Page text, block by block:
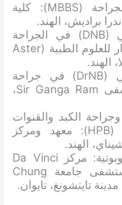
بكالوريوس الطب والجراحة (MBBS): كلية
براديش، الهند.
دبلوم المجلس الوطني (DNB) في الجراحة
العامة: معهد أستر مالابار للعلوم الطبية (Aster
دبلوم المجلس الوطني (DrNB) في جراحة
الجهاز الهضمي: مستشفى Sir Ganga Ram،
الكبد والقنوات
الصفراوية والبنكرياس (HPB): معهد ومركز
زمالة في الجراحة الروبوتية: مركز Da Vinci
للجراحة الروبوتية، مستشفى جامعة Chung